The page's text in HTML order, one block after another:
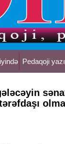
Pedaqoji